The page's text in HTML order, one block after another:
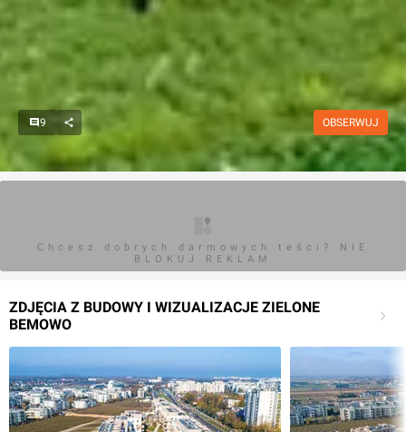
9 OBSERWUJ
Chcesz dobrych darmowych teści? NIE
BLOKUJ REKLAM
ZDJĘCIA Z BUDOWY I WIZUALIZACJE ZIELONE
BEMOWO